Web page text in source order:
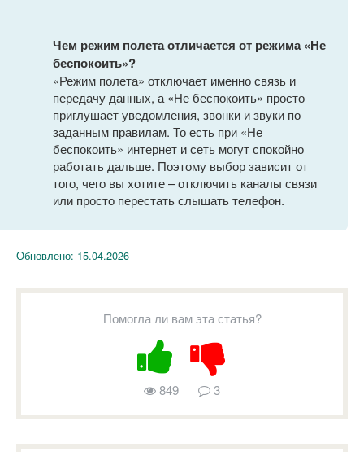
Чем режим полета отличается от режима «Не
беспокоить»?
«Режим полета» отключает именно связь и
передачу данных, а «Не беспокоить» просто
приглушает уведомления, звонки и звуки по
заданным правилам. То есть при «Не
беспокоить» интернет и сеть могут спокойно
работать дальше. Поэтому выбор зависит от
того, чего вы хотите – отключить каналы связи
или просто перестать слышать телефон.
Обновлено: 15.04.2026
Помогла ли вам эта статья?
849 3